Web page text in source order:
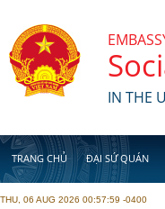
IN THE
TRANG CHỦ ĐẠI SỨ QUÁN
THU, 06 AUG 2026 00:57:59 -0400